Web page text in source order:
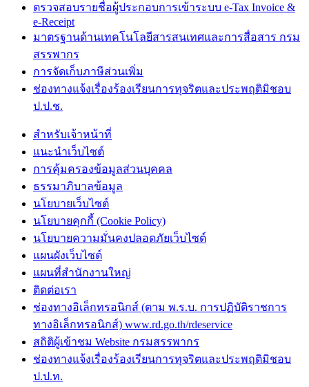
ตรวจสอบรายชื่อผู้ประกอบการเข้าระบบ e-Tax Invoice &
e-Receipt
มาตรฐานด้านเทคโนโลยีสารสนเทศและการสื่อสาร กรม
สรรพากร
การจัดเก็บภาษีส่วนเพิ่ม
ช่องทางแจ้งเรื่องร้องเรียนการทุจริตและประพฤติมิชอบ
ป.ป.ช.
สำหรับเจ้าหน้าที่
แนะนำเว็บไซต์
การคุ้มครองข้อมูลส่วนบุคคล
ธรรมาภิบาลข้อมูล
นโยบายเว็บไซต์
นโยบายคุกกี้ (Cookie Policy)
นโยบายความมั่นคงปลอดภัยเว็บไซต์
แผนผังเว็บไซต์
แผนที่สำนักงานใหญ่
ติดต่อเรา
ช่องทางอิเล็กทรอนิกส์ (ตาม พ.ร.บ. การปฏิบัติราชการ
ทางอิเล็กทรอนิกส์) www.rd.go.th/rdeservice
สถิติผู้เข้าชม Website กรมสรรพากร
ช่องทางแจ้งเรื่องร้องเรียนการทุจริตและประพฤติมิชอบ
ป.ป.ท.